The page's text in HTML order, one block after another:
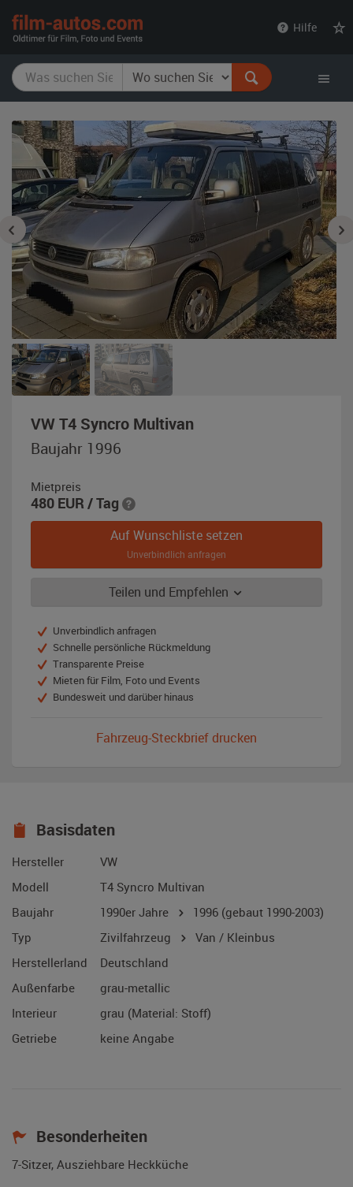
Hilfe
VW T4 Syncro Multivan,
Baujahr 1996
Mietpreis
480 EUR / Tag
Auf Wunschliste setzen
Unverbindlich anfragen
Teilen und Empfehlen
Unverbindlich anfragen
Schnelle persönliche Rückmeldung
Transparente Preise
Mieten für Film, Foto und Events
Bundesweit und darüber hinaus
Fahrzeug-Steckbrief drucken
Basisdaten
Hersteller
VW
Modell
T4 Syncro Multivan
Baujahr
1990er Jahre 1996 (gebaut 1990-2003)
Typ
Zivilfahrzeug
Van / Kleinbus
Herstellerland
Deutschland
Außenfarbe
grau-metallic
Interieur
grau (Material: Stoff)
Getriebe
keine Angabe
Besonderheiten
7-Sitzer, Ausziehbare Heckküche